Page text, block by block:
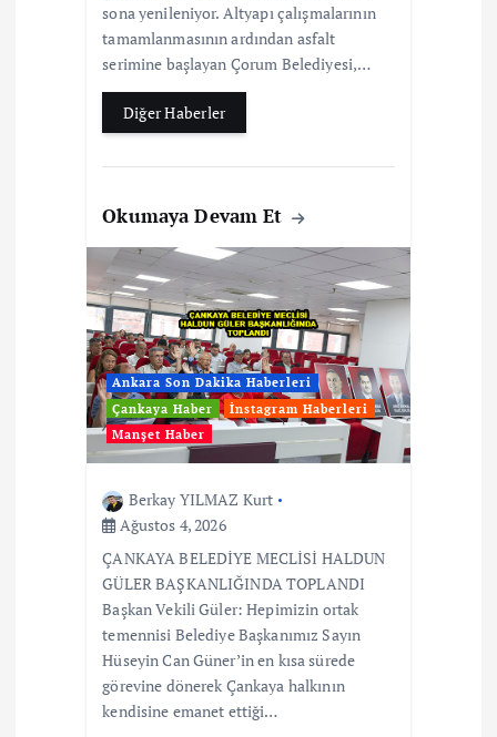
sona yenileniyor. Altyapı çalışmalarının
tamamlanmasının ardından asfalt
serimine başlayan Çorum Belediyesi,…
Diğer Haberler
Okumaya Devam Et
Ankara Son Dakika Haberleri
Çankaya Haber
İnstagram Haberleri
Manşet Haber
Berkay YILMAZ Kurt
Ağustos 4, 2026
ÇANKAYA BELEDİYE MECLİSİ HALDUN
GÜLER BAŞKANLIĞINDA TOPLANDI
Başkan Vekili Güler: Hepimizin ortak
temennisi Belediye Başkanımız Sayın
Hüseyin Can Güner’in en kısa sürede
görevine dönerek Çankaya halkının
kendisine emanet ettiği…